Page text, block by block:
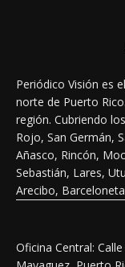
Periódico Visión es
norte de Puerto
región. Cubriendo
Rojo, San Germán,
Añasco, Rincón,
Sebastián, Lares,
Arecibo,
Oficina Central: